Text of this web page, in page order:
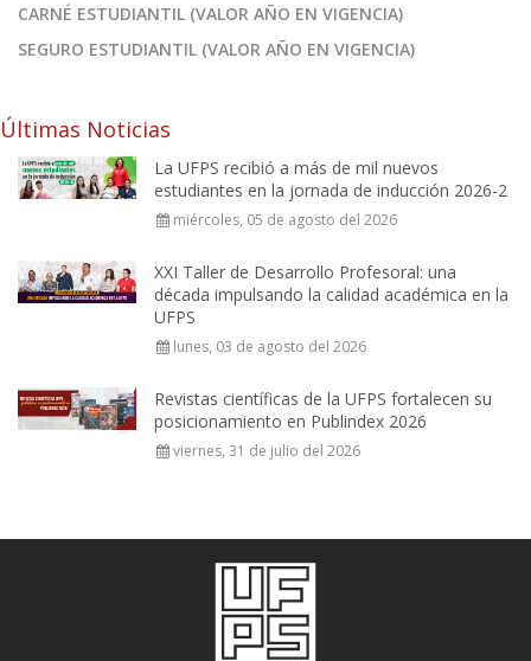
CARNÉ ESTUDIANTIL (VALOR AÑO EN VIGENCIA)
SEGURO ESTUDIANTIL (VALOR AÑO EN VIGENCIA)
Últimas Noticias
La UFPS recibió a más de mil nuevos
estudiantes en la jornada de inducción 2026-2
miércoles, 05 de agosto del 2026
XXI Taller de Desarrollo Profesoral: una
década impulsando la calidad académica en la
UFPS
lunes, 03 de agosto del 2026
Revistas científicas de la UFPS fortalecen su
posicionamiento en Publindex 2026
viernes, 31 de julio del 2026